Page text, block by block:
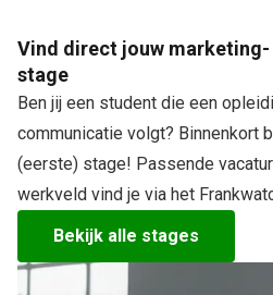
Vind direct jouw
stage
Ben jij een student die een
communicatie volgt? Binnenkort
(eerste) stage! Passende
werkveld vind je via het
Bekijk alle stages